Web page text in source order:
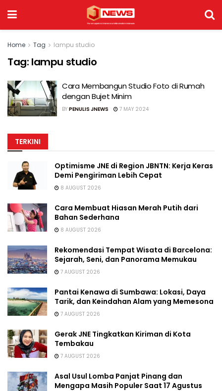
Home Tag lampu studio
Tag: lampu studio
Cara Membangun Studio Foto di Rumah
dengan Bujet Minim
BY PENULIS JNEWS 7 MAY 2024
TERKINI
Optimisme JNE di Region JBNTN: Kerja Keras
Demi Pengiriman Lebih Cepat
8 AUGUST 2026
Cara Membuat Hiasan Merah Putih dari
Bahan Sederhana
8 AUGUST 2026
Rekomendasi Tempat Wisata di Barcelona:
Sejarah, Seni, dan Panorama Memukau
7 AUGUST 2026
Pantai Kenawa di Sumbawa: Lokasi, Daya
Tarik, dan Keindahan Alam yang Memesona
7 AUGUST 2026
Gerak JNE Tingkatkan Kiriman di Kota
Tembakau
7 AUGUST 2026
Asal Usul Lomba Panjat Pinang dan
Mengapa Masih Populer Saat 17 Agustus